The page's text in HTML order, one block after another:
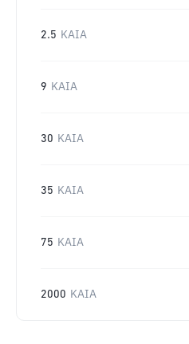
2.5 KAIA
9 KAIA
30 KAIA
35 KAIA
75 KAIA
2000 KAIA